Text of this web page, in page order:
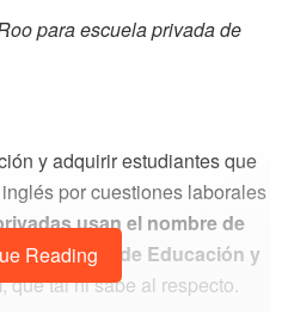
para escuela privada de
y adquirir estudiantes que
por cuestiones laborales
usan el nombre de
Secretaría de Educación y
, que tal ni sabe al respecto.
Reading